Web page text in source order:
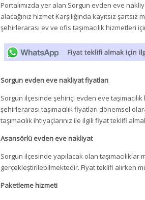
Portalımızda yer alan Sorgun evden eve
alacağınız hizmet Karşılığında kayıtsız
şehirlerarası ev ve ofis taşımacılık hizmetleri
Sorgun evden eve nakliyat fiyatları
Sorgun ilçesinde şehiriçi evden eve
şehirlerarası taşımacılık fiyatları dönemsel
taşımacılık ihtiyaçlarınız ile ilgili fiyat teklifi
Asansörlü evden eve nakliyat
Sorgun ilçesinde yapılacak olan
gerçekleştirilebilmektedir. Fiyat teklifi alırken
Paketleme hizmeti